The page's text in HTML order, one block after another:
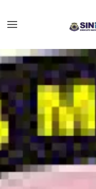
Skip to main content